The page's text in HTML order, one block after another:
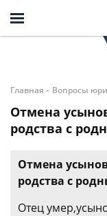
Главная - Вопросы
Отмена
родства с
Отмена
родства с
Отец